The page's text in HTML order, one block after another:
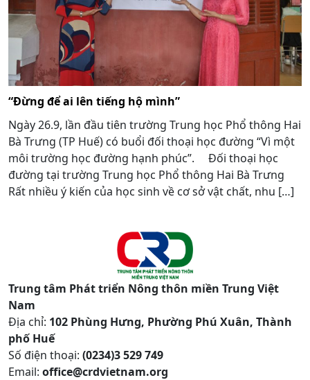
“Đừng để ai lên tiếng hộ mình”
Ngày 26.9, lần đầu tiên trường Trung học Phổ thông Hai
Bà Trưng (TP Huế) có buổi đối thoại học đường “Vì một
môi trường học đường hạnh phúc”. Đối thoại học
đường tại trường Trung học Phổ thông Hai Bà Trưng
Rất nhiều ý kiến của học sinh về cơ sở vật chất, nhu […]
Trung tâm Phát triển Nông thôn miền Trung Việt
Nam
Địa chỉ: 102 Phùng Hưng, Phường Phú Xuân, Thành
phố Huế
Số điện thoại: (0234)3 529 749
Email: office@crdvietnam.org